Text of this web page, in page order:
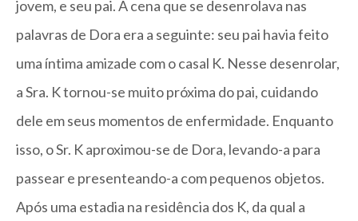
jovem, e seu pai. A cena que se desenrolava nas
palavras de Dora era a seguinte: seu pai havia feito
uma íntima amizade com o casal K. Nesse desenrolar,
a Sra. K tornou-se muito próxima do pai, cuidando
dele em seus momentos de enfermidade. Enquanto
isso, o Sr. K aproximou-se de Dora, levando-a para
passear e presenteando-a com pequenos objetos.
Após uma estadia na residência dos K, da qual a